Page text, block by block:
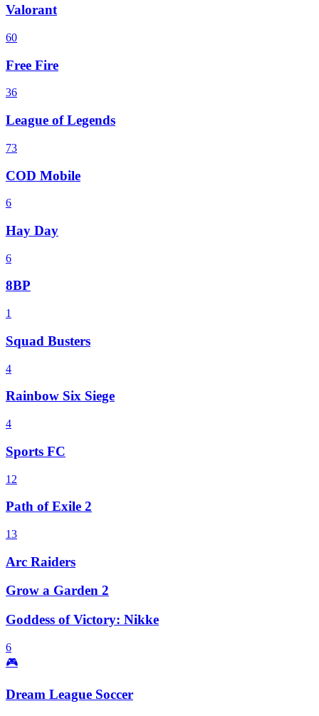
Valorant
60
Free Fire
36
League of Legends
73
COD Mobile
6
Hay Day
6
8BP
1
Squad Busters
4
Rainbow Six Siege
4
Sports FC
12
Path of Exile 2
13
Arc Raiders
Grow a Garden 2
Goddess of Victory: Nikke
6
🎮
Dream League Soccer